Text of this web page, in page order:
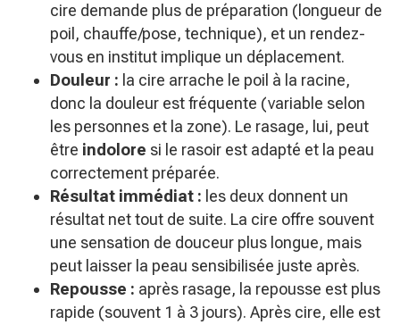
cire demande plus de préparation (longueur de
poil, chauffe/pose, technique), et un rendez-
vous en institut implique un déplacement.
Douleur : la cire arrache le poil à la racine,
donc la douleur est fréquente (variable selon
les personnes et la zone). Le rasage, lui, peut
être indolore si le rasoir est adapté et la peau
correctement préparée.
Résultat immédiat : les deux donnent un
résultat net tout de suite. La cire offre souvent
une sensation de douceur plus longue, mais
peut laisser la peau sensibilisée juste après.
Repousse : après rasage, la repousse est plus
rapide (souvent 1 à 3 jours). Après cire, elle est